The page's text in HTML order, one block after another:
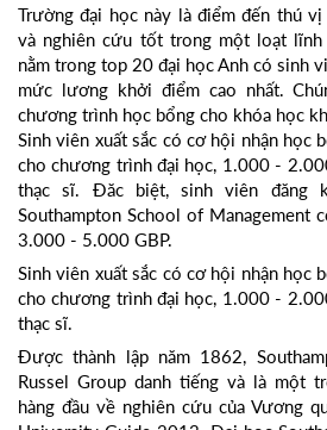
Trường đại học này là điểm đến thú
và nghiên cứu tốt trong một loạt lĩnh
nằm trong top 20 đại học Anh có sinh
mức lương khởi điểm cao nhất.
chương trình học bổng cho khóa học
Sinh viên xuất sắc có cơ hội nhận học
cho chương trình đại học, 1.000 -
thạc sĩ. Đăc biệt, sinh viên đăng
Southampton School of Management
3.000 - 5.000 GBP.
Sinh viên xuất sắc có cơ hội nhận học
cho chương trình đại học, 1.000 -
thạc sĩ.
Được thành lập năm 1862,
Russel Group danh tiếng và là một
hàng đầu về nghiên cứu của Vương